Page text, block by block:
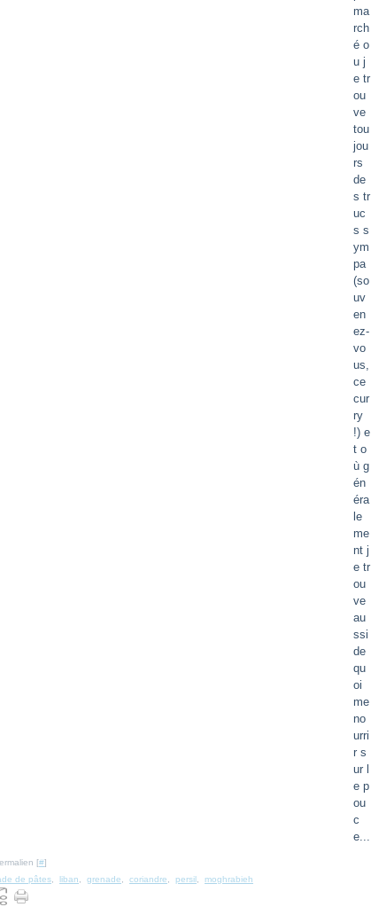
ma
rch
é o
u j
e tr
ou
ve
tou
jou
rs
de
s tr
uc
s s
ym
pa
(so
uv
en
ez-
vo
us,
ce
cur
ry
!) e
t o
ù g
én
éra
le
me
nt j
e tr
ou
ve
au
ssi
de
qu
oi
me
no
urri
r s
ur l
e p
ou
c
e...
[#]
de pâtes liban grenade coriandre persil moghrabieh